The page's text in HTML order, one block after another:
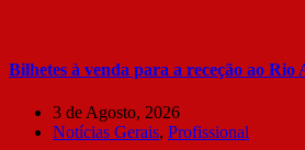
Bilhetes à venda para a receção ao Rio
3 de Agosto, 2026
Notícias Gerais, Profissional